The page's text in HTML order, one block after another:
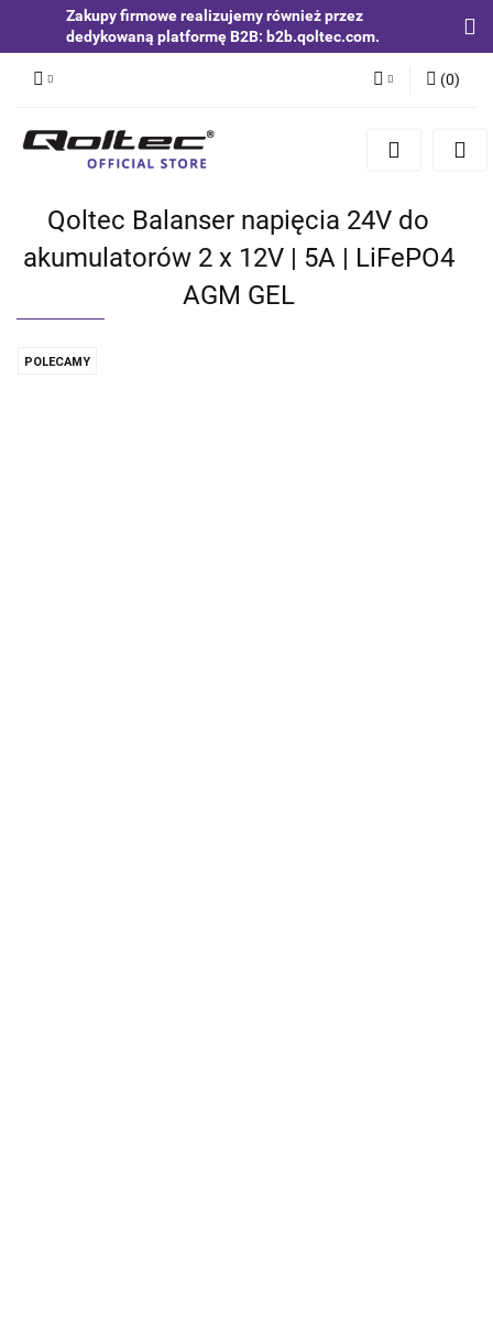
Zakupy firmowe realizujemy również przez
dedykowaną platformę B2B: b2b.qoltec.com.
Zaloguj się
Zgody cookies
(0)
Qoltec Balanser napięcia 24V do
akumulatorów 2 x 12V | 5A | LiFePO4
AGM GEL
POLECAMY